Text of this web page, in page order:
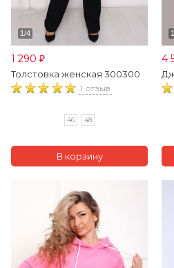
1 290 ₽
Толстовка женская 300300
1 отзыв
46 48
4